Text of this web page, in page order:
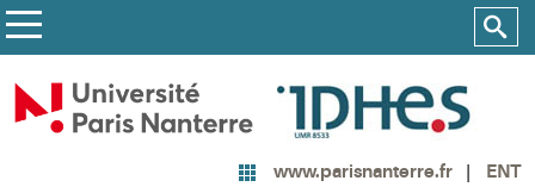
www.parisnanterre.fr ENT